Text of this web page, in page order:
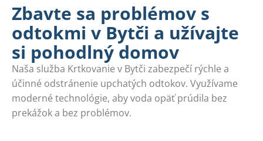
Zbavte sa problémov s
odtokmi v Bytči a užívajte
si pohodlný domov
Naša služba Krtkovanie v Bytči zabezpečí rýchle a
účinné odstránenie upchatých odtokov. Využívame
moderné technológie, aby voda opäť prúdila bez
prekážok a bez problémov.